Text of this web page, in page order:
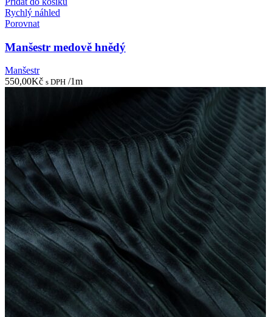
Rychlý náhled
Porovnat
Manšestr medově hnědý
Manšestr
550,00Kč s DPH /1m